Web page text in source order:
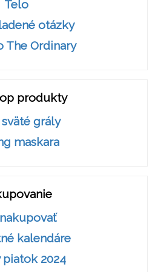
Telo
otázky
The Ordinary
produkty
grály
maskara
kalendáre
piatok 2024